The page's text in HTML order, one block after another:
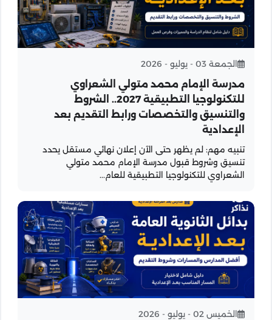
الجمعة 03 - يوليو - 2026
مدرسة الإمام محمد متولي الشعراوي
للتكنولوجيا التطبيقية 2027.. الشروط
والتنسيق والتخصصات ورابط التقديم بعد
الإعدادية
تنبيه مهم: لم يظهر حتى الآن إعلان نهائي مستقل يحدد
تنسيق وشروط قبول مدرسة الإمام محمد متولي
الشعراوي للتكنولوجيا التطبيقية للعام...
الخميس 02 - يوليو - 2026